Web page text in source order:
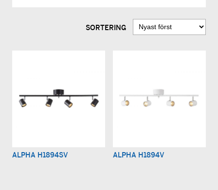
SORTERING
ALPHA H1894SV ALPHA H1894V